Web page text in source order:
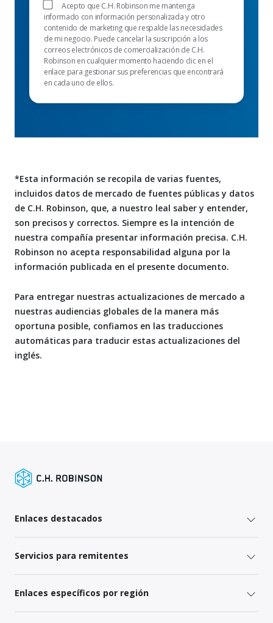
Acepto que C.H. Robinson me mantenga
informado con información personalizada y otro
contenido de marketing que respalde las necesidades
de mi negocio. Puede cancelar la suscripción a los
correos electrónicos de comercialización de C.H.
Robinson en cualquier momento haciendo clic en el
enlace para gestionar sus preferencias que encontrará
en cada uno de ellos.
*Esta información se recopila de varias fuentes,
incluidos datos de mercado de fuentes públicas y datos
de C.H. Robinson, que, a nuestro leal saber y entender,
son precisos y correctos. Siempre es la intención de
nuestra compañía presentar información precisa. C.H.
Robinson no acepta responsabilidad alguna por la
información publicada en el presente documento.
Para entregar nuestras actualizaciones de mercado a
nuestras audiencias globales de la manera más
oportuna posible, confiamos en las traducciones
automáticas para traducir estas actualizaciones del
inglés.
Enlaces destacados
Servicios para remitentes
Enlaces específicos por región